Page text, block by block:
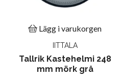
Lägg i varukorgen
IITTALA
Tallrik Kastehelmi 248
mm mörk grå